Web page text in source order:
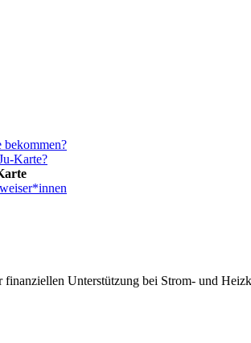
Karte?
Unterstützung bei Strom- und